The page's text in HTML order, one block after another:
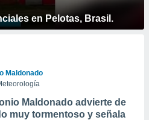
en Pelotas, Brasil.
Maldonado
Maldonado advierte de
muy tormentoso y señala